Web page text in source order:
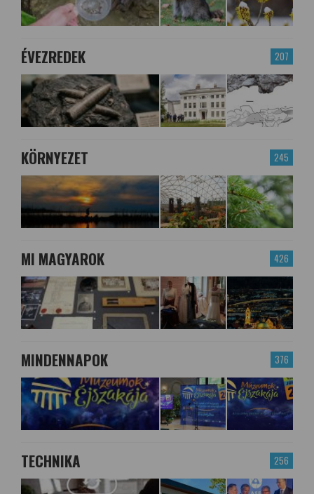
207
ÉVEZREDEK
245
KÖRNYEZET
426
MI MAGYAROK
376
MINDENNAPOK
256
TECHNIKA